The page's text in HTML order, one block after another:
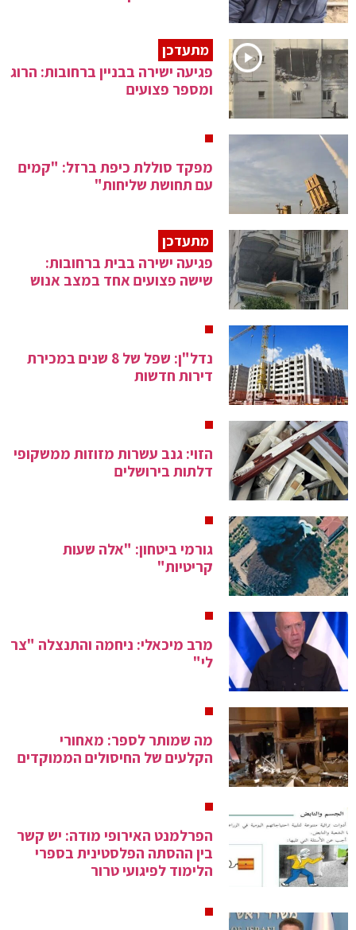
מתעדכן
פגיעה ישירה בבניין ברחובות: הרוג
ומספר פצועים
מפקד סוללת כיפת ברזל: "קמים
עם תחושת שליחות"
מתעדכן
פגיעה ישירה בבית ברחובות:
שישה פצועים אחד במצב אנוש
נדל"ן: שפל של 8 שנים במכירת
דירות חדשות
הזוי: גנב עשרות מזוזות ממשקופי
דלתות בירושלים
גורמי ביטחון: "אלה שעות
קריטיות"
מרב מיכאלי: ניחמה והתנצלה "צר
לי"
מה שמותר לספר: מאחורי
הקלעים של החיסולים הממוקדים
הפרלמנט האירופי מודה: יש קשר
בין ההסתה הפלסטינית בספרי
הלימוד לפיגועי טרור